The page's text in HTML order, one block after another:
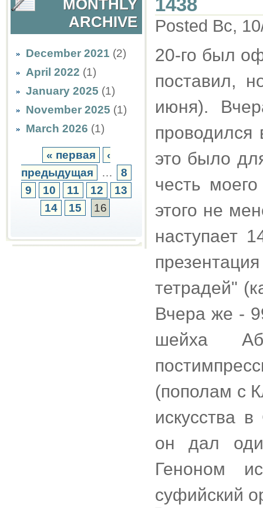
MONTHLY
ARCHIVE
December 2021 (2)
April 2022 (1)
January 2025 (1)
November 2025 (1)
March 2026 (1)
« первая
‹
предыдущая
…
8
9
10 11 12
13
14
15 16
1438
Posted Вс,
20-го был
поставил,
июня).
это было
честь
этого не
наступает
тетрадей"
Вчера же -
шейха
(пополам с
искусства
он дал
Геноном
суфийский